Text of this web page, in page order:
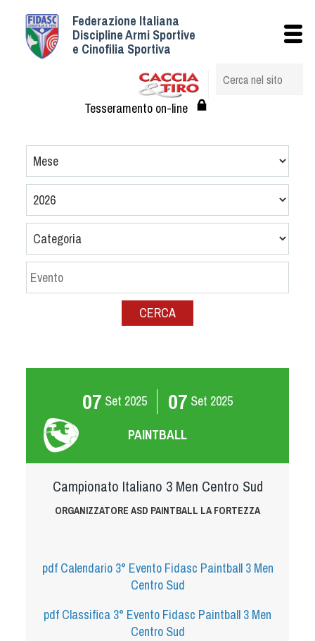
Federazione Italiana
Discipline Armi Sportive
e Cinofilia Sportiva
Tesseramento on-line
CERCA
07 Set 2025 07 Set 2025
PAINTBALL
Campionato Italiano 3 Men Centro Sud
ORGANIZZATORE ASD PAINTBALL LA FORTEZZA
pdfCalendario 3° Evento Fidasc Paintball 3 Men
Centro Sud
pdf Classifica 3° Evento Fidasc Paintball 3 Men
Centro Sud
Istituzionale
Struttura
Albo Veterinari federali
Tesseramento e Affiliazioni
Federazione Trasparente
Convenzioni
Tesserati
Albo Fornitori
Direttori di Gara
Calendario Manifestazioni
Organi di Giustizia - Dispositivi
Modelli e moduli
Albo Atleti Cinofili
Tiro di Campagna